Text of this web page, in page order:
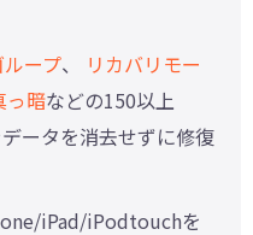
ループ、
リカバリモー
っ暗などの150以上
ータを消去せずに修復
iPad/iPodtouchを